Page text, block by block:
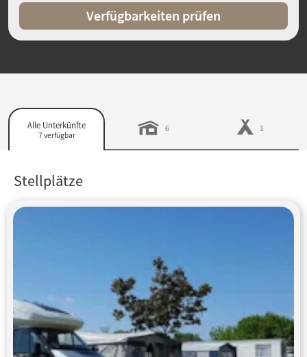
Verfügbarkeiten prüfen
Alle Unterkünfte
7 verfügbar
6 1
Stellplätze